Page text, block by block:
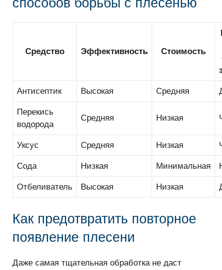
Средство Эффективность Стоимость
Антисептик Высокая Средняя
Перекись
водорода
Средняя Низкая
Уксус Средняя Низкая
Сода Низкая Минимальная
Отбеливатель Высокая Низкая
Как предотвратить повторное
появление плесени
Даже самая тщательная обработка не даст